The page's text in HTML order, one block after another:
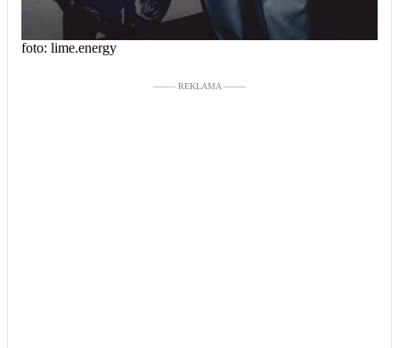
foto: lime.energy
––––– REKLAMA –––––